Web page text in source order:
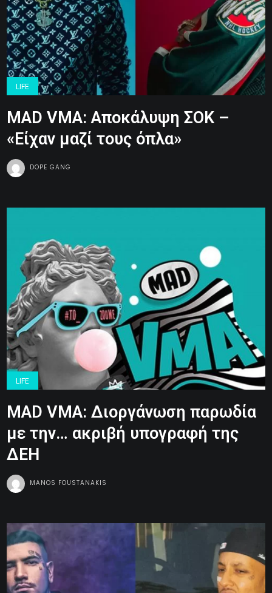
LIFE
MAD VMA: Aποκάλυψη ΣΟΚ –
«Είχαν μαζί τους όπλα»
DOPE GANG
LIFE
MAD VMA: Διοργάνωση παρωδία
με την… ακριβή υπογραφή της
ΔΕΗ
MANOS FOUSTANAKIS